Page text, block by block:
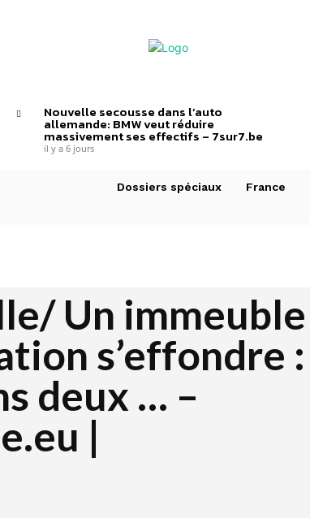
Nouvelle secousse dans l’auto
allemande: BMW veut réduire
massivement ses effectifs – 7sur7.be
il y a 6 jours
Dossiers spéciaux France
Un immeuble
s’effondre :
deux … –
|